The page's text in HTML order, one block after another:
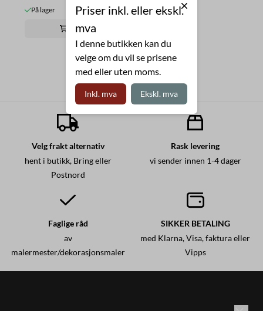
På lager
Kjøp
Velg frakt alternativ
hent i butikk, Bring eller
Postnord
Rask levering
vi sender innen 1-4 dager
Faglige råd
av
malermester/dekorasjonsmaler
SIKKER BETALING
med Klarna, Visa, faktura eller
Vipps
Priser inkl. eller ekskl.
mva
I denne butikken kan du
velge om du vil se prisene
med eller uten moms.
Inkl. mva Ekskl. mva